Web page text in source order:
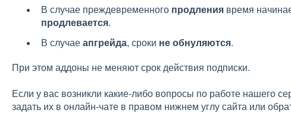
В случае преждевременного продлениявремя
продлевается.
В случае апгрейда, сроки не обнуляются.
При этом аддоны не меняют срок действия подписки.
Если у вас возникли какие-либо вопросы по работе нашего
задать их в онлайн-чате в правом нижнем углу сайта или